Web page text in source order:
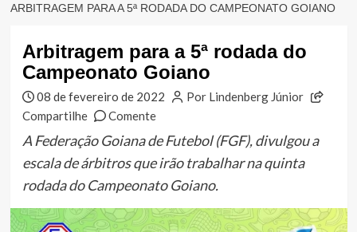
ARBITRAGEM PARA A 5ª RODADA DO CAMPEONATO GOIANO
Arbitragem para a 5ª rodada do
Campeonato Goiano
08 de fevereiro de 2022
Por Lindenberg Júnior
Compartilhe
Comente
A Federação Goiana de Futebol (FGF), divulgou a
escala de árbitros que irão trabalhar na quinta
rodada do Campeonato Goiano.